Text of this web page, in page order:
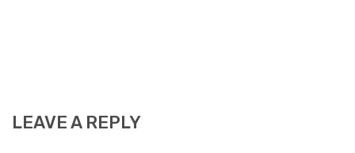
LEAVE A REPLY